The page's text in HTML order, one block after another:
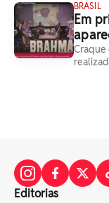
BRASIL
Em
Craque
Editorias